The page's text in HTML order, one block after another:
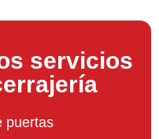
servicios
puertas